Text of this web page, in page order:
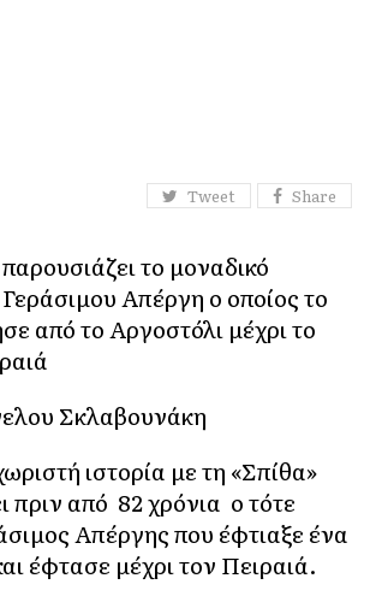
Tweet Share
το μοναδικό
Απέργη ο οποίος το
από το Αργοστόλι μέχρι το
Σκλαβουνάκη
ιστορία με τη «Σπίθα»
πριν από 82 χρόνια ο τότε
Απέργης που έφτιαξε ένα
έφτασε μέχρι τον Πειραιά.